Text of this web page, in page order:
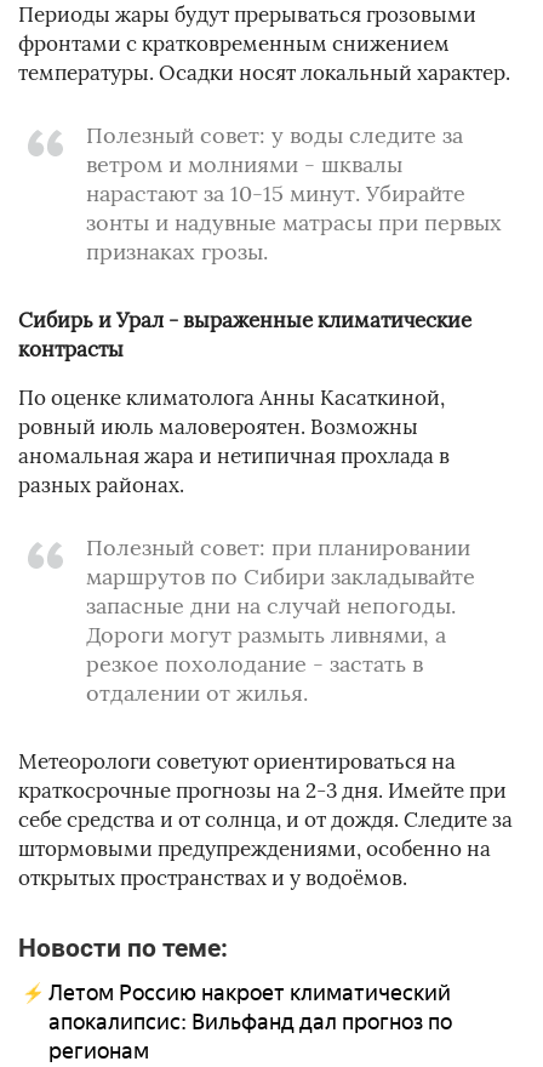
Периоды жары будут прерываться грозовыми
фронтами с кратковременным снижением
температуры. Осадки носят локальный характер.
Полезный совет: у воды следите за
ветром и молниями - шквалы
нарастают за 10-15 минут. Убирайте
зонты и надувные матрасы при первых
признаках грозы.
Сибирь и Урал - выраженные климатические
контрасты
По оценке климатолога Анны Касаткиной,
ровный июль маловероятен. Возможны
аномальная жара и нетипичная прохлада в
разных районах.
Полезный совет: при планировании
маршрутов по Сибири закладывайте
запасные дни на случай непогоды.
Дороги могут размыть ливнями, а
резкое похолодание - застать в
отдалении от жилья.
Метеорологи советуют ориентироваться на
краткосрочные прогнозы на 2-3 дня. Имейте при
себе средства и от солнца, и от дождя. Следите за
штормовыми предупреждениями, особенно на
открытых пространствах и у водоёмов.
Новости по теме:
Летом Россию накроет климатический
апокалипсис: Вильфанд дал прогноз по
регионам